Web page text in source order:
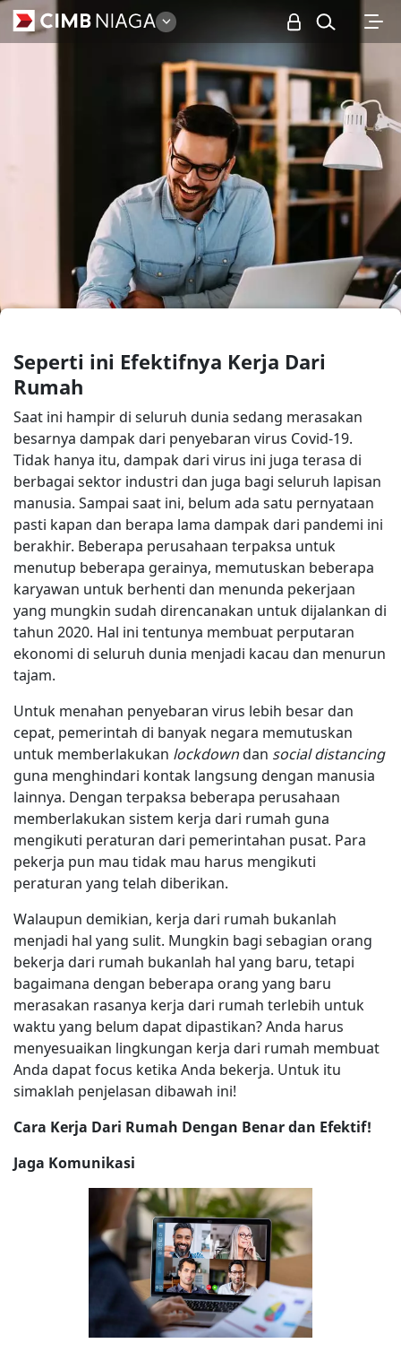
Personal
Seperti ini Efektifnya Kerja Dari
Rumah
Saat ini hampir di seluruh dunia sedang merasakan
besarnya dampak dari penyebaran virus Covid-19.
Tidak hanya itu, dampak dari virus ini juga terasa di
berbagai sektor industri dan juga bagi seluruh lapisan
manusia. Sampai saat ini, belum ada satu pernyataan
pasti kapan dan berapa lama dampak dari pandemi ini
berakhir. Beberapa perusahaan terpaksa untuk
menutup beberapa gerainya, memutuskan beberapa
karyawan untuk berhenti dan menunda pekerjaan
yang mungkin sudah direncanakan untuk dijalankan di
tahun 2020. Hal ini tentunya membuat perputaran
ekonomi di seluruh dunia menjadi kacau dan menurun
tajam.
Untuk menahan penyebaran virus lebih besar dan
cepat, pemerintah di banyak negara memutuskan
untuk memberlakukan lockdowndan social distancing
guna menghindari kontak langsung dengan manusia
lainnya. Dengan terpaksa beberapa perusahaan
memberlakukan sistem kerja dari rumah guna
mengikuti peraturan dari pemerintahan pusat. Para
pekerja pun mau tidak mau harus mengikuti
peraturan yang telah diberikan.
Walaupun demikian, kerja dari rumah bukanlah
menjadi hal yang sulit. Mungkin bagi sebagian orang
bekerja dari rumah bukanlah hal yang baru, tetapi
bagaimana dengan beberapa orang yang baru
merasakan rasanya kerja dari rumah terlebih untuk
waktu yang belum dapat dipastikan? Anda harus
menyesuaikan lingkungan kerja dari rumah membuat
Anda dapat focus ketika Anda bekerja. Untuk itu
simaklah penjelasan dibawah ini!
Cara Kerja Dari Rumah Dengan Benar dan Efektif!
Jaga Komunikasi